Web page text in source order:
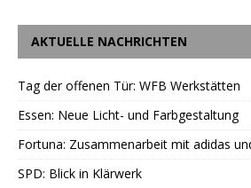
AKTUELLE NACHRICHTEN
Tag der offenen Tür: WFB Werkstätten
Essen: Neue Licht- und Farbgestaltung
Fortuna: Zusammenarbeit mit adidas
SPD: Blick in Klärwerk